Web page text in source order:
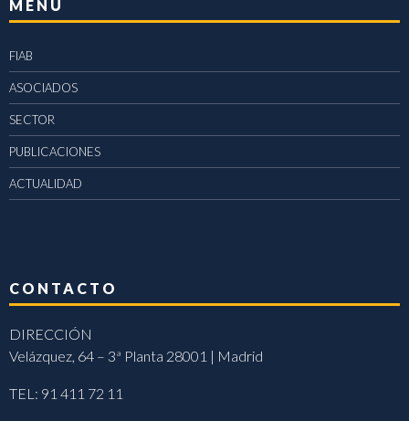
MENÚ
FIAB
ASOCIADOS
SECTOR
PUBLICACIONES
ACTUALIDAD
CONTACTO
DIRECCIÓN
Velázquez, 64 – 3ª Planta 28001 | Madrid
TEL: 91 411 72 11